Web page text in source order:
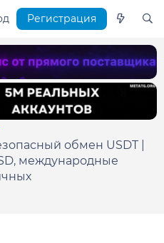
Регистрация
обмен USDT |
международные